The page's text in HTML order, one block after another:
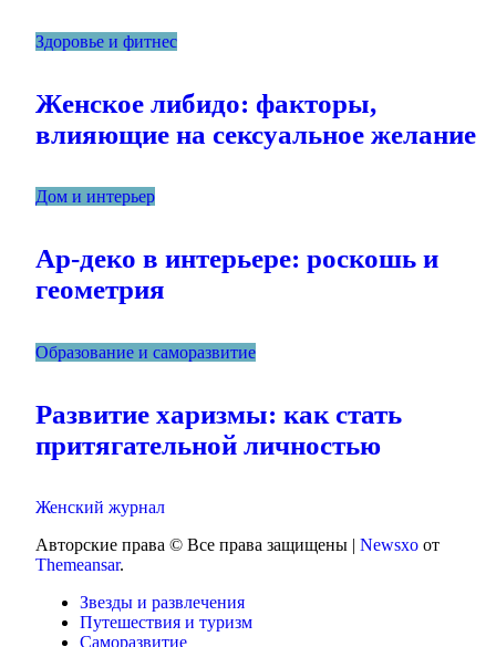
Здоровье и фитнес
Женское либидо: факторы,
влияющие на сексуальное желание
Дом и интерьер
Ар-деко в интерьере: роскошь и
геометрия
Образование и саморазвитие
Развитие харизмы: как стать
притягательной личностью
Женский журнал
Авторские права © Все права защищены | Newsxo от
Themeansar.
Звезды и развлечения
Путешествия и туризм
Саморазвитие